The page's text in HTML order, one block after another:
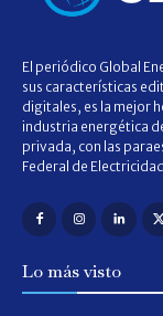
El periódico Global
sus características
digitales, es la mejor
industria energética
privada, con las
Federal de
Lo más visto